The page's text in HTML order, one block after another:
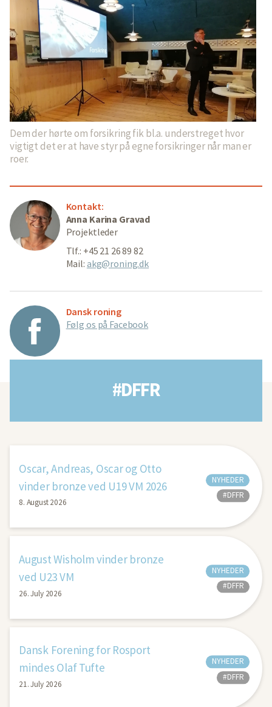
Dem der hørte om forsikring fik bl.a. understreget hvor
vigtigt det er at have styr på egne forsikringer når man er
roer.
Kontakt:
Anna Karina Gravad
Projektleder
Tlf.: +45 21 26 89 82
Mail: akg@roning.dk
Dansk roning
Følg os på Facebook
#DFFR
Oscar, Andreas, Oscar og Otto
vinder bronze ved U19 VM 2026
8. August 2026
NYHEDER
#DFFR
August Wisholm vinder bronze
ved U23 VM
26. July 2026
NYHEDER
#DFFR
Dansk Forening for Rosport
mindes Olaf Tufte
21. July 2026
NYHEDER
#DFFR